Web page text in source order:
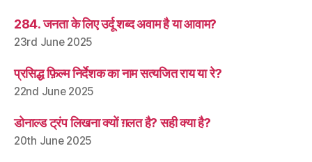
284. जनता के लिए उर्दू शब्द अवाम है या आवाम?
23rd June 2025
प्रसिद्ध फ़िल्म निर्देशक का नाम सत्यजित राय या रे?
22nd June 2025
डोनाल्ड ट्रंप लिखना क्यों ग़लत है? सही क्या है?
20th June 2025